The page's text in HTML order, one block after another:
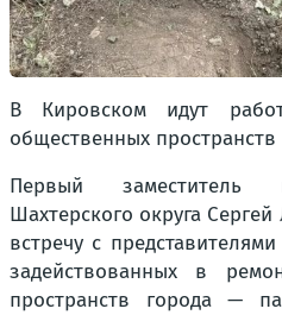
В Кировском идут
общественных пространств
Первый заместитель
Шахтерского округа
встречу с
задействованных в
пространств города —